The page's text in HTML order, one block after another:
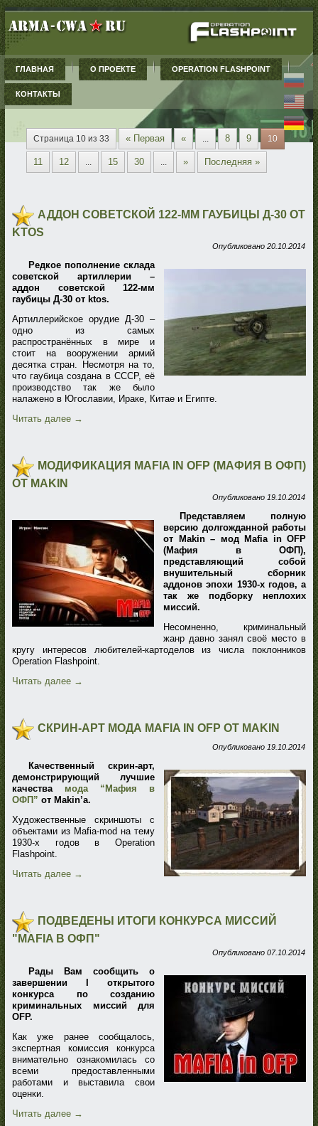
ГЛАВНАЯ О ПРОЕКТЕ OPERATION FLASHPOINT
КОНТАКТЫ
Страница 10 из 33 « Первая « ... 8 9 10
11 12 ... 15 30 ... » Последняя »
АДДОН СОВЕТСКОЙ 122-ММ ГАУБИЦЫ Д-30 ОТ
KTOS
Опубликовано 20.10.2014
Редкое пополнение склада
советской артиллерии –
аддон советской 122-мм
гаубицы Д-30 от ktos.
Артиллерийское орудие Д-30 –
одно из самых
распространённых в мире и
стоит на вооружении армий
десятка стран. Несмотря на то,
что гаубица создана в СССР, её
производство так же было
налажено в Югославии, Ираке, Китае и Египте.
Читать далее →
МОДИФИКАЦИЯ MAFIA IN OFP (МАФИЯ В ОФП)
ОТ MAKIN
Опубликовано 19.10.2014
Представляем полную
версию долгожданной работы
от Makin – мод Mafia in OFP
(Мафия в ОФП),
представляющий собой
внушительный сборник
аддонов эпохи 1930-х годов, а
так же подборку неплохих
миссий.
Несомненно, криминальный
жанр давно занял своё место в
кругу интересов любителей-картоделов из числа поклонников
Operation Flashpoint.
Читать далее →
СКРИН-АРТ МОДА MAFIA IN OFP ОТ MAKIN
Опубликовано 19.10.2014
Качественный скрин-арт,
демонстрирующий лучшие
качества мода “Мафия в
ОФП” от Makin’a.
Художественные скриншоты с
объектами из Mafia-mod на тему
1930-х годов в Operation
Flashpoint.
Читать далее →
ПОДВЕДЕНЫ ИТОГИ КОНКУРСА МИССИЙ
"MAFIA В ОФП"
Опубликовано 07.10.2014
Рады Вам сообщить о
завершении I открытого
конкурса по созданию
криминальных миссий для
OFP.
Как уже ранее сообщалось,
экспертная комиссия конкурса
внимательно ознакомилась со
всеми предоставленными
работами и выставила свои
оценки.
Читать далее →